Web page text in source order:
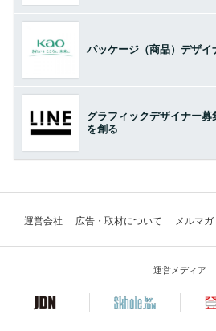
パッケージ（商品）デザイ
グラフィックデザイナー
を創る
運営会社 広告・取材について メルマガ
運営メディア